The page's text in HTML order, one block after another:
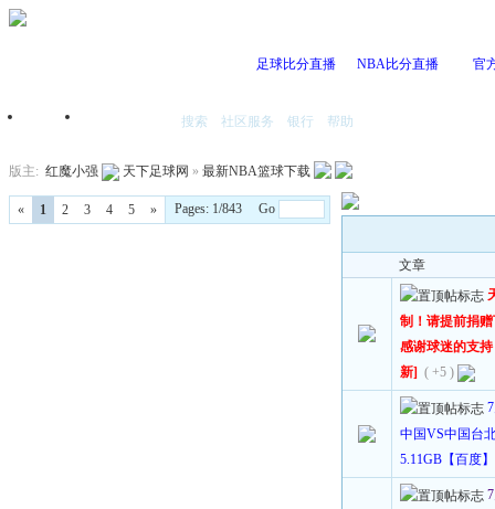
足球比分直播 NBA比分直播 官
首页 搜索 社区服务 银行 帮助
版主: 红魔小强 天下足球网 » 最新NBA篮球下载
« 1 2 3 4 5 » Pages: 1/843 Go
文章
制！请提前捐
感谢球迷的支持
新] ( +5 )
中国VS中国台
5.11GB【百度】